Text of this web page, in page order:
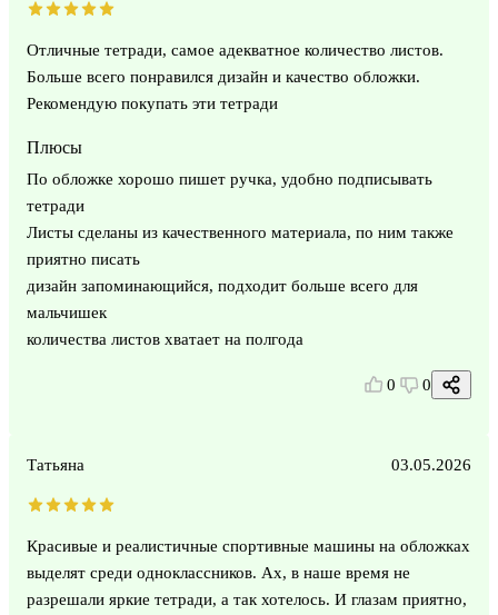
Отличные тетради, самое адекватное количество листов.
Больше всего понравился дизайн и качество обложки.
Рекомендую покупать эти тетради
Плюсы
По обложке хорошо пишет ручка, удобно подписывать
тетради
Листы сделаны из качественного материала, по ним также
приятно писать
дизайн запоминающийся, подходит больше всего для
мальчишек
количества листов хватает на полгода
0 0
Татьяна 03.05.2026
Красивые и реалистичные спортивные машины на обложках
выделят среди одноклассников. Ах, в наше время не
разрешали яркие тетради, а так хотелось. И глазам приятно,